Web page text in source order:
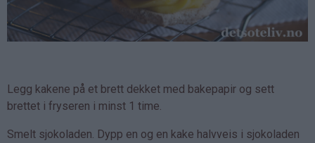
Legg kakene på et brett dekket med bakepapir og sett
brettet i fryseren i minst 1 time.
Smelt sjokoladen. Dypp en og en kake halvveis i sjokoladen